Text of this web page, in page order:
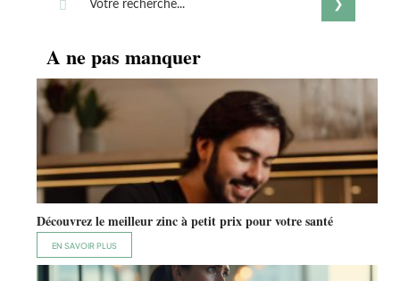
A ne pas manquer
Découvrez le meilleur zinc à petit prix pour votre santé
EN SAVOIR PLUS